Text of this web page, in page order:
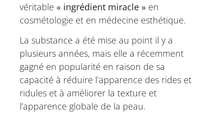
véritable « ingrédient miracle » en
cosmétologie et en médecine esthétique.
La substance a été mise au point il y a
plusieurs années, mais elle a récemment
gagné en popularité en raison de sa
capacité à réduire l’apparence des rides et
ridules et à améliorer la texture et
l’apparence globale de la peau.